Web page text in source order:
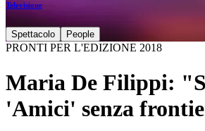
Televisione
Spettacolo People
PRONTI PER L'EDIZIONE 2018
Maria De Filippi:
'Amici' senza